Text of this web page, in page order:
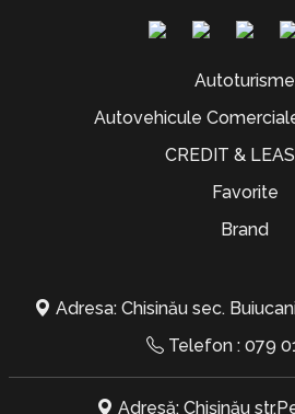
Autoturisme
Autovehicule
CREDIT &
Favorite
Brand
Adresa: Chisinău sec.
Telefon : 079
Adresă: Chișinău